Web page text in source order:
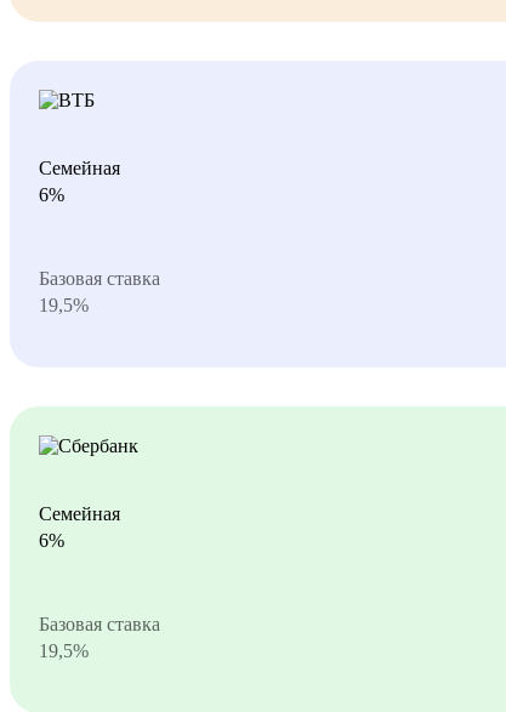
Семейная
6%
Базовая ставка
19,5%
Семейная
6%
Базовая ставка
19,5%